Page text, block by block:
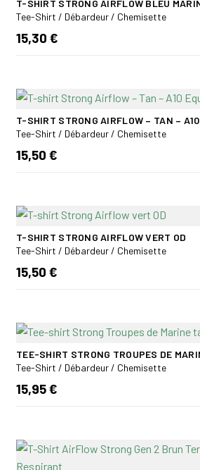
T-SHIRT STRONG AIRFLOW BLEU
Tee-Shirt / Débardeur / Chemisette
15,30 €
T-SHIRT STRONG AIRFLOW – TAN –
Tee-Shirt / Débardeur / Chemisette
15,50 €
T-SHIRT STRONG AIRFLOW VERT OD
Tee-Shirt / Débardeur / Chemisette
15,50 €
TEE-SHIRT STRONG TROUPES DE
Tee-Shirt / Débardeur / Chemisette
15,95 €